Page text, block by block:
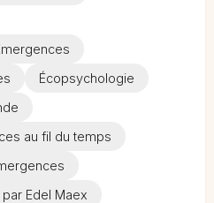
Écopsychologie
au fil du temps
Edel Maex